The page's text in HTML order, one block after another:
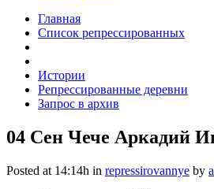
Главная
Список репрессированных
Истории
Репрессированные деревни
Запрос в архив
04 Сен Чече Аркадий
Posted at 14:14h in repressirovannye by